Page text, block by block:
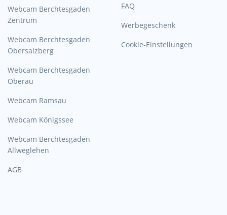
Webcam Berchtesgaden
Zentrum
Webcam Berchtesgaden
Obersalzberg
Webcam Berchtesgaden
Oberau
Webcam Ramsau
Webcam Königssee
Webcam Berchtesgaden
Allweglehen
AGB
FAQ
Werbegeschenk
Cookie-Einstellungen